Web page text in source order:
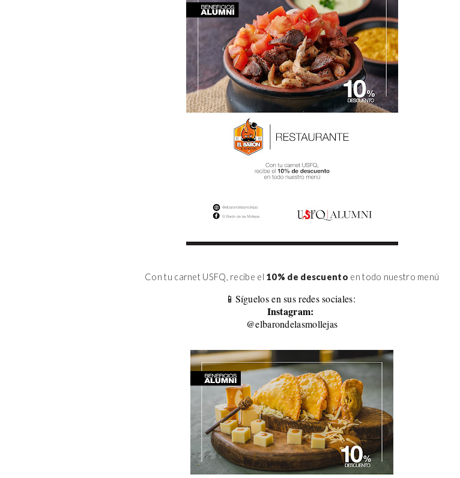
Con tu carnet USFQ, recibe el 10% de descuento en todo nuestro menú
📱Síguelos en sus redes sociales:
Instagram:
@elbarondelasmollejas